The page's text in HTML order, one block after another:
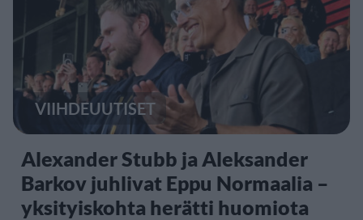
VIIHDEUUTISET
Alexander Stubb ja Aleksander
Barkov juhlivat Eppu Normaalia –
yksityiskohta herätti huomiota